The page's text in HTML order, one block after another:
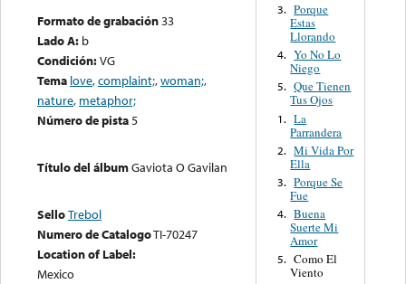
Formato de grabación33
Lado A: b
Condición:VG
Tema love,complaint;,woman;,
nature, metaphor;
Número de pista5
Título del álbumGaviota O Gavilan
SelloTrebol
Numero de CatalogoTI-70247
Location of Label:
Mexico
3. Porque
Estas
Llorando
4. Yo No Lo
Niego
5. Que Tienen
Tus Ojos
1. La
Parrandera
2. Mi Vida Por
Ella
3. Porque Se
Fue
4. Buena
Suerte Mi
Amor
5. Como El
Viento